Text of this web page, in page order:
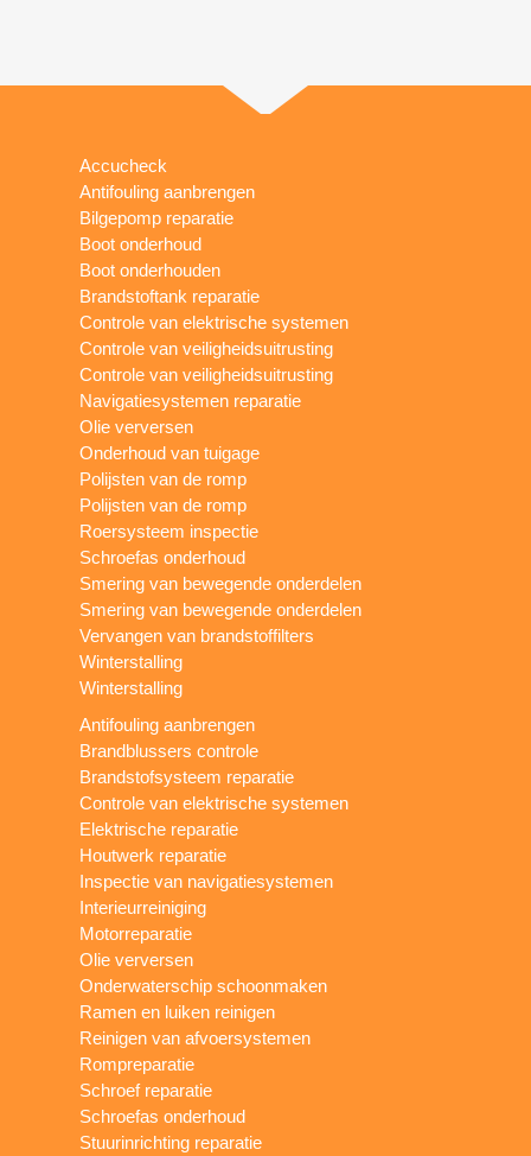
Accucheck
Antifouling aanbrengen
Bilgepomp reparatie
Boot onderhoud
Boot onderhouden
Brandstoftank reparatie
Controle van elektrische systemen
Controle van veiligheidsuitrusting
Controle van veiligheidsuitrusting
Navigatiesystemen reparatie
Olie verversen
Onderhoud van tuigage
Polijsten van de romp
Polijsten van de romp
Roersysteem inspectie
Schroefas onderhoud
Smering van bewegende onderdelen
Smering van bewegende onderdelen
Vervangen van brandstoffilters
Winterstalling
Winterstalling
Antifouling aanbrengen
Brandblussers controle
Brandstofsysteem reparatie
Controle van elektrische systemen
Elektrische reparatie
Houtwerk reparatie
Inspectie van navigatiesystemen
Interieurreiniging
Motorreparatie
Olie verversen
Onderwaterschip schoonmaken
Ramen en luiken reinigen
Reinigen van afvoersystemen
Rompreparatie
Schroef reparatie
Schroefas onderhoud
Stuurinrichting reparatie